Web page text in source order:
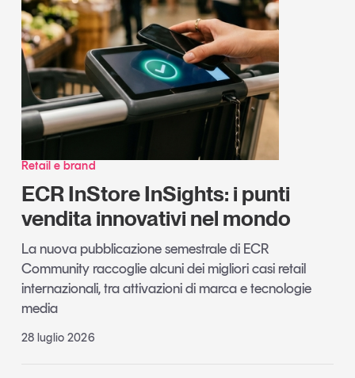
Retail e brand
ECR InStore InSights: i punti
vendita innovativi nel mondo
La nuova pubblicazione semestrale di ECR
Community raccoglie alcuni dei migliori casi retail
internazionali, tra attivazioni di marca e tecnologie
media
28 luglio 2026